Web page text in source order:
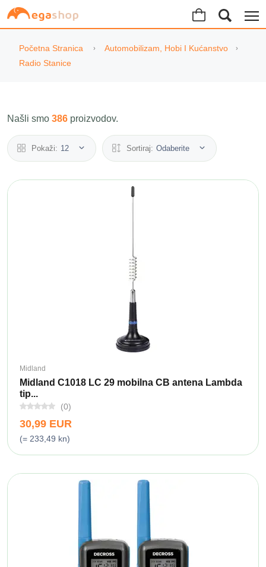
Početna Stranica
Automobilizam, Hobi I Kućanstvo
Radio Stanice
Našli smo 386 proizvodov.
Pokaži: 12 Sortiraj: Odaberite
Midland
Midland C1018 LC 29 mobilna CB antena Lambda
tip...
(0)
30,99 EUR
(= 233,49 kn)